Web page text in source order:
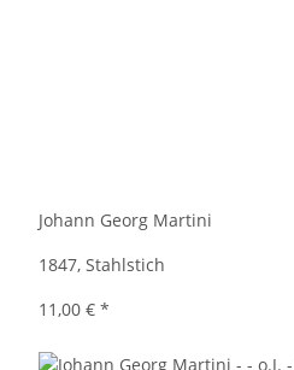
Johann Georg Martini
1847, Stahlstich
11,00 € *